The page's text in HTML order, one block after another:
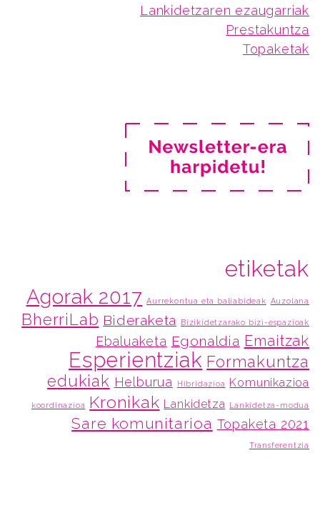
Lankidetzaren ezaugarriak
Prestakuntza
Topaketak
etiketak
Agorak 2017 Aurrekontua eta baliabideak Auzolana
BherriLab Bideraketa Bizikidetzarako bizi-espazioak
Ebaluaketa Egonaldia Emaitzak
Esperientziak Formakuntza
edukiak Helburua Hibridazioa Komunikazioa
koordinazioa Kronikak Lankidetza Lankidetza-modua
Sare komunitarioa Topaketa 2021
Transferentzia